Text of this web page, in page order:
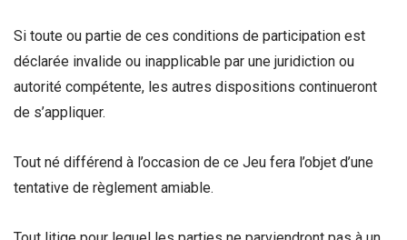
Si toute ou partie de ces conditions de participation est
déclarée invalide ou inapplicable par une juridiction ou
autorité compétente, les autres dispositions continueront
de s’appliquer.
Tout né différend à l’occasion de ce Jeu fera l’objet d’une
tentative de règlement amiable.